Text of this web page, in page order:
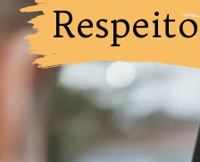
Respeito